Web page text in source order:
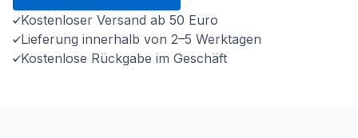
Kostenloser Versand ab 50 Euro
Lieferung innerhalb von 2–5 Werktagen
Kostenlose Rückgabe im Geschäft